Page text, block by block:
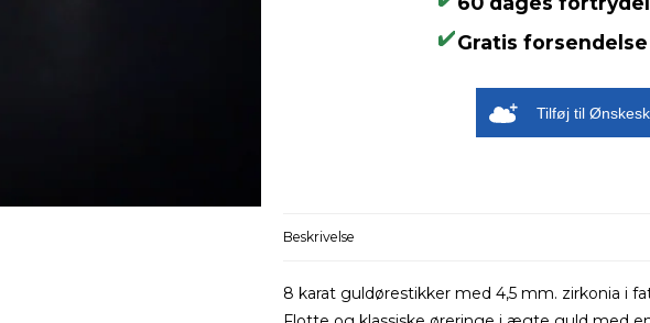
Gratis
Tilføj til
Beskrivelse
8 karat guldørestikker med 4,5 mm. zirkonia i